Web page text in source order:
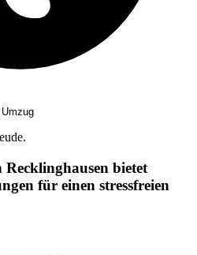
bietet
für einen stressfreien